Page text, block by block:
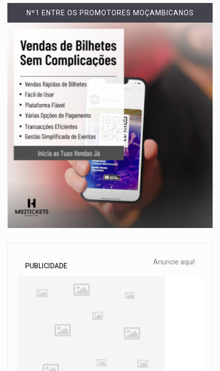
Nº1 ENTRE OS PROMOTORES MOÇAMBICANOS
PUBLICIDADE Anuncie aqui!